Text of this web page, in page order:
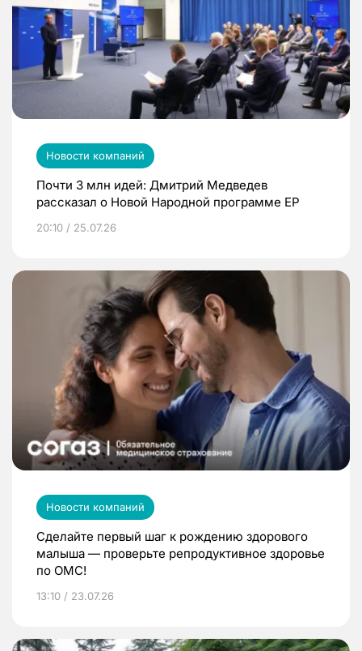
Новости компаний
Почти 3 млн идей: Дмитрий Медведев
рассказал о Новой Народной программе ЕР
20:10 / 25.07.26
Новости компаний
Сделайте первый шаг к рождению здорового
малыша — проверьте репродуктивное здоровье
по ОМС!
13:10 / 23.07.26